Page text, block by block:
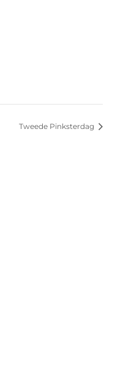
Tweede Pinksterdag